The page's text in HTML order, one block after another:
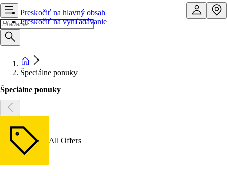
Preskočiť na hlavný obsah
Preskočiť na vyhľadávanie
Špeciálne ponuky
Špeciálne ponuky
All Offers